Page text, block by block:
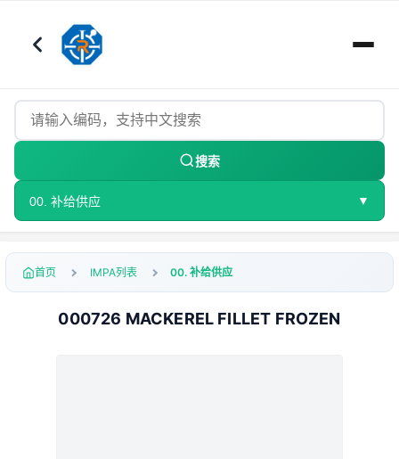
搜索
00. 补给供应 ▼
首页 IMPA列表 00. 补给供应
000726 MACKEREL FILLET FROZEN